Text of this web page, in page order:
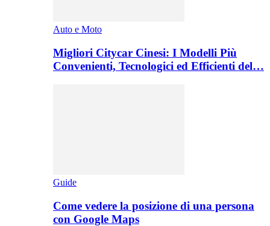
Auto e Moto
Migliori Citycar Cinesi: I Modelli Più
Convenienti, Tecnologici ed Efficienti del…
Guide
Come vedere la posizione di una persona
con Google Maps